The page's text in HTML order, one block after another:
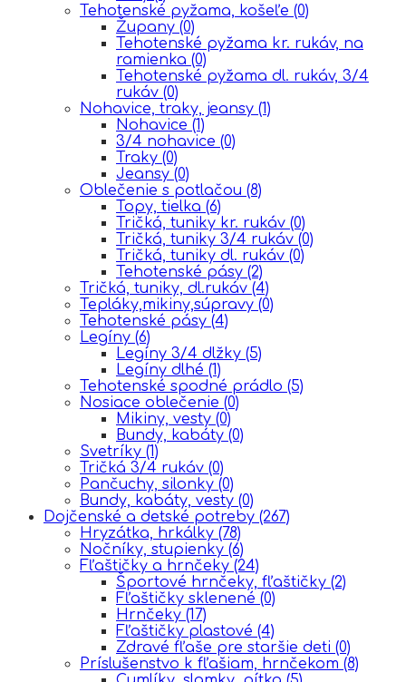
Tehotenské pyžama, košeľe (0)
Župany (0)
Tehotenské pyžama kr. rukáv, na
ramienka (0)
Tehotenské pyžama dl. rukáv, 3/4
rukáv (0)
Nohavice, traky, jeansy (1)
Nohavice (1)
3/4 nohavice (0)
Traky (0)
Jeansy (0)
Oblečenie s potlačou (8)
Topy, tielka (6)
Tričká, tuniky kr. rukáv (0)
Tričká, tuniky 3/4 rukáv (0)
Tričká, tuniky dl. rukáv (0)
Tehotenské pásy (2)
Tričká, tuniky, dl.rukáv (4)
Tepláky,mikiny,súpravy (0)
Tehotenské pásy (4)
Legíny (6)
Legíny 3/4 dlžky (5)
Legíny dlhé (1)
Tehotenské spodné prádlo (5)
Nosiace oblečenie (0)
Mikiny, vesty (0)
Bundy, kabáty (0)
Svetríky (1)
Tričká 3/4 rukáv (0)
Pančuchy, silonky (0)
Bundy, kabáty, vesty (0)
Dojčenské a detské potreby (267)
Hryzátka, hrkálky (78)
Nočníky, stupienky (6)
Fľaštičky a hrnčeky (24)
Športové hrnčeky, fľaštičky (2)
Fľaštičky sklenené (0)
Hrnčeky (17)
Fľaštičky plastové (4)
Zdravé fľaše pre staršie deti (0)
Príslušenstvo k fľašiam, hrnčekom (8)